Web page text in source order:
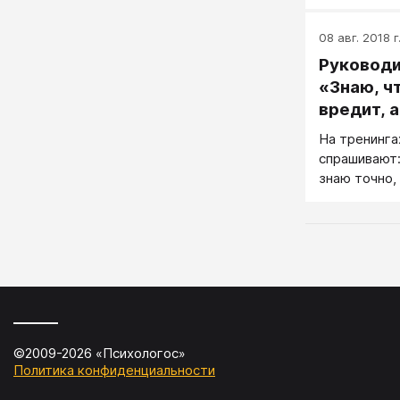
голове,
Пауза,
08 авг. 2018 г.
«Знаю,
вредит,
нет...»
На
знаю
©2009-2026 «Психологос»
Политика конфиденциальности